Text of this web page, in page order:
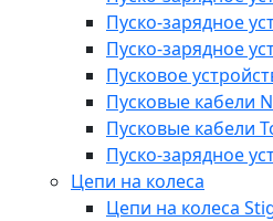
Пуско-зарядное
Пуско-зарядное
Пусковое
Пусковые кабели
Пусковые кабели
Пуско-зарядное
Цепи на колеса
Цепи на колеса